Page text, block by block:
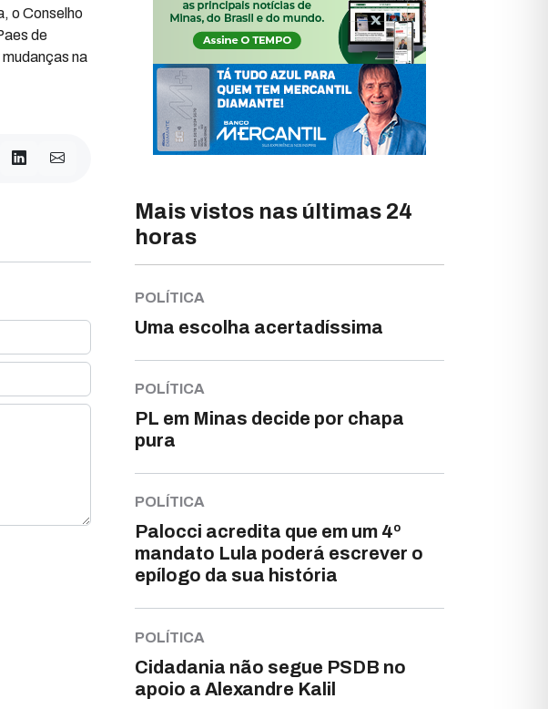
o Conselho
de
na
Mais vistos nas últimas 24
horas
POLÍTICA
Uma escolha acertadíssima
POLÍTICA
PL em Minas decide por chapa
pura
POLÍTICA
Palocci acredita que em um 4º
mandato Lula poderá escrever o
epílogo da sua história
POLÍTICA
Cidadania não segue PSDB no
apoio a Alexandre Kalil